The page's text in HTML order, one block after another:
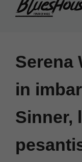
Serena
in
Sinner,